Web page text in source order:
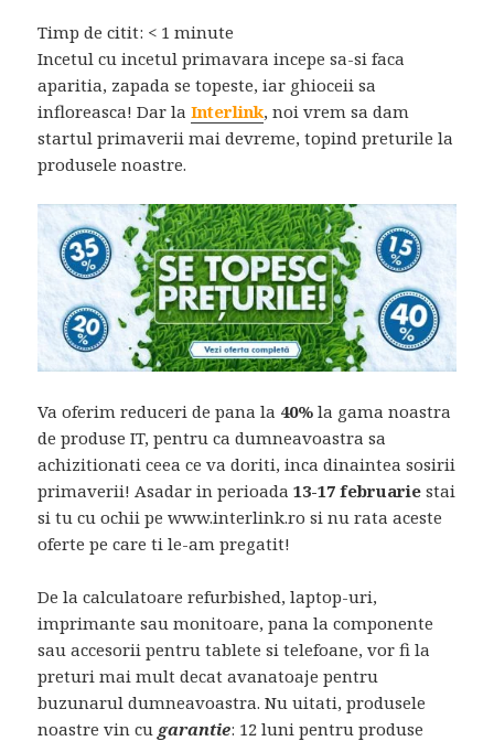
Timp de citit: < 1 minute
Incetul cu incetul primavara incepe sa-si faca
aparitia, zapada se topeste, iar ghioceii sa
infloreasca! Dar laInterlink, noi vrem sa dam
startul primaverii mai devreme, topind preturile la
produsele noastre.
Va oferim reduceri de pana la 40% la gama noastra
de produse IT, pentru ca dumneavoastra sa
achizitionati ceea ce va doriti, inca dinaintea sosirii
primaverii! Asadar in perioada13-17 februarie stai
si tu cu ochii pe www.interlink.ro si nu rata aceste
oferte pe care ti le-am pregatit!
De la calculatoare refurbished, laptop-uri,
imprimante sau monitoare, pana la componente
sau accesorii pentru tablete si telefoane, vor fi la
preturi mai mult decat avanatoaje pentru
buzunarul dumneavoastra. Nu uitati, produsele
noastre vin cu garantie: 12 luni pentru produse